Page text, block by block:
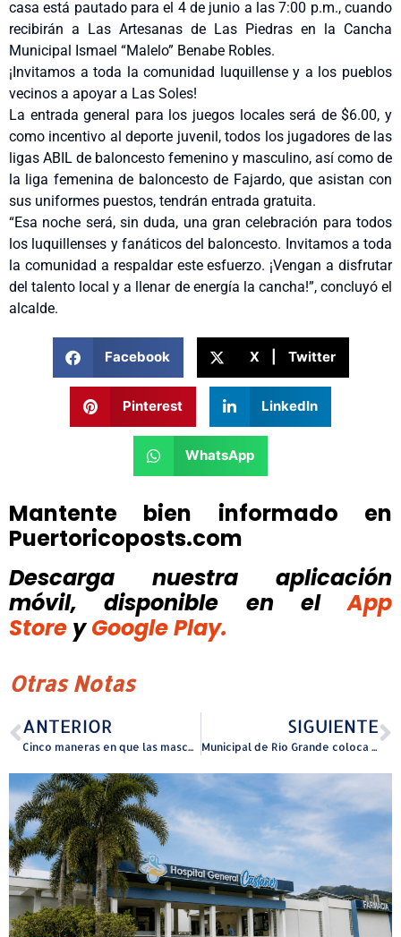
casa está pautado para el 4 de junio a las 7:00 p.m., cuando
recibirán a Las Artesanas de Las Piedras en la Cancha
Municipal Ismael “Malelo” Benabe Robles.
¡Invitamos a toda la comunidad luquillense y a los pueblos
vecinos a apoyar a Las Soles!
La entrada general para los juegos locales será de $6.00, y
como incentivo al deporte juvenil, todos los jugadores de las
ligas ABIL de baloncesto femenino y masculino, así como de
la liga femenina de baloncesto de Fajardo, que asistan con
sus uniformes puestos, tendrán entrada gratuita.
“Esa noche será, sin duda, una gran celebración para todos
los luquillenses y fanáticos del baloncesto. Invitamos a toda
la comunidad a respaldar este esfuerzo. ¡Vengan a disfrutar
del talento local y a llenar de energía la cancha!”, concluyó el
alcalde.
Facebook X | Twitter
Pinterest LinkedIn
WhatsApp
Mantente bien informado en
Puertoricoposts.com
Descarga nuestra aplicación
móvil, disponible
en el
App
Store y Google Play.
Otras Notas
ANTERIOR
Cinco maneras en que las mascotas ayudan con el estrés y la salud mental
SIGUIENTE
Municipal de Río Grande coloca 5 primeras piedras en proyectos de mejoras a instalaciones recreativas y deportivas comunitarias